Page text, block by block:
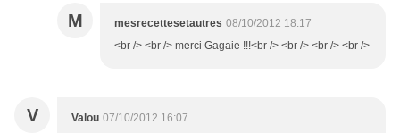
M mesrecettesetautres 08/10/2012 18:17
<br /> <br /> merci Gagaie !!!<br /> <br /> <br /> <br />
V Valou 07/10/2012 16:07